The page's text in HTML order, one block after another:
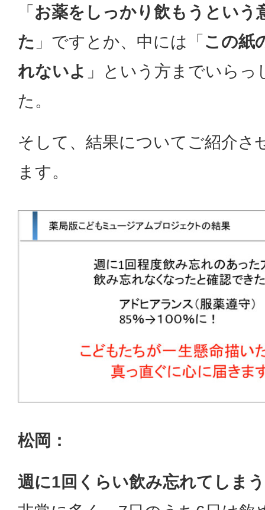
「 お薬をしっかり飲もうという
た 」ですとか、中には「 この紙
れないよ 」という方までいらっ
た。
そして、結果についてご紹介さ
ます。
松岡：
週に1回くらい飲み忘れてしまう